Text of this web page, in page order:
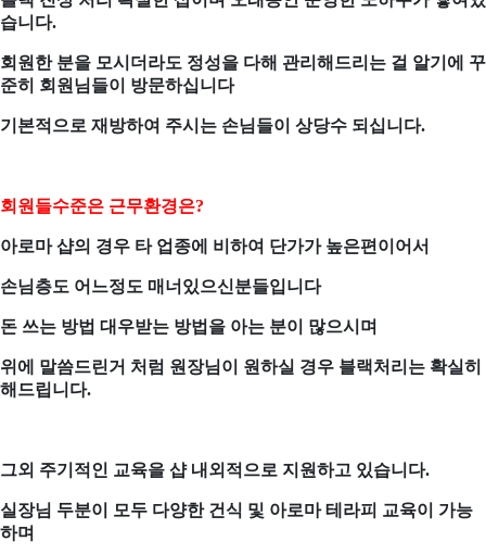
습니다.
회원한 분을 모시더라도 정성을 다해 관리해드리는 걸 알기에 꾸
준히 회원님들이 방문하십니다
기본적으로 재방하여 주시는 손님들이 상당수 되십니다.
회원들수준은 근무환경은?
아로마 샵의 경우 타 업종에 비하여 단가가 높은편이어서
손님층도 어느정도 매너있으신분들입니다
돈 쓰는 방법 대우받는 방법을 아는 분이 많으시며
위에 말씀드린거 처럼 원장님이 원하실 경우 블랙처리는 확실히
해드립니다.
그외 주기적인 교육을 샵 내외적으로 지원하고 있습니다.
실장님 두분이 모두 다양한 건식 및 아로마 테라피 교육이 가능
하며